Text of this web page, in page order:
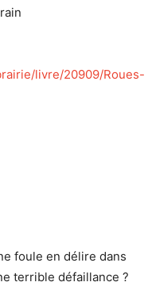
livre/20909/Roues-
foule en délire dans
terrible défaillance ?